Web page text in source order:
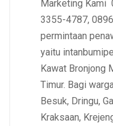
Marketing Kami
3355-4787,
permintaan
yaitu
Kawat Bronjong
Timur. Bagi
Besuk, Dringu,
Kraksaan,